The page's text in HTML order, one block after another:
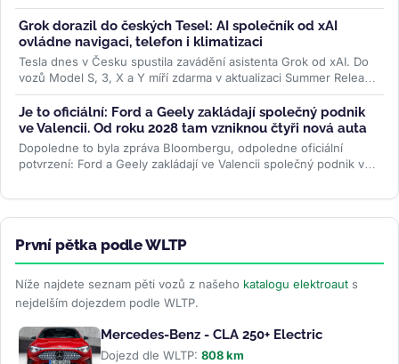
zatímco...>>
Grok dorazil do českých Tesel: AI společník od xAI
ovládne navigaci, telefon i klimatizaci
Tesla dnes v Česku spustila zavádění asistenta Grok od xAI. Do
vozů Model S, 3, X a Y míří zdarma v aktualizaci Summer Release
— hlasem...>>
Je to oficiální: Ford a Geely zakládají společný podnik
ve Valencii. Od roku 2028 tam vzniknou čtyři nová auta
Dopoledne to byla zpráva Bloombergu, odpoledne oficiální
potvrzení: Ford a Geely zakládají ve Valencii společný podnik v
První pětka podle WLTP
Níže najdete seznam pěti vozů z našeho katalogu elektroaut s
nejdelším dojezdem podle WLTP.
Mercedes-Benz - CLA 250+ Electric
Dojezd dle WLTP: 808 km